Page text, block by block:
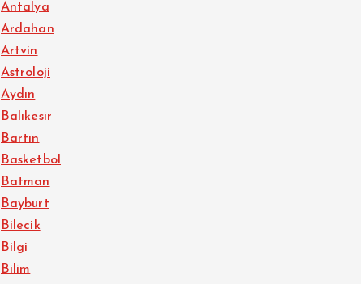
Antalya
Ardahan
Artvin
Astroloji
Aydın
Balıkesir
Bartın
Basketbol
Batman
Bayburt
Bilecik
Bilgi
Bilim